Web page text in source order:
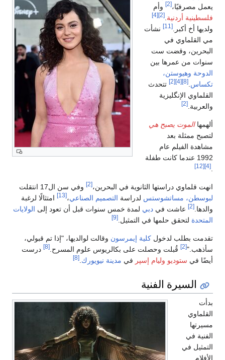
يعمل مصرفيًا،[2]
وأم
فلسطينية أردنية [2]
[4]
ولديها أخ أكبر. [11]
نشأت
مي القلماوي في
البحرين، وقضت ست
سنوات من عمرها بين
الدوحة وهيوستن،
تكساس [8]
[4]
[2]
تتحدث
القلماوي الإنگليزية
والعربية. [2]
ألهمهاالموت يصبح هي
لتصبح ممثلة بعد
مشاهدة الفيلم عام
1992 عندما كانت طفلة
[4]
[12]
انهت قلماوي دراستها الثانوية في البحرين،[2]
وفي سن ال17 انتقلت
لبوسطن، مساتشوستس لدراسة التصميم الصناعي،[13]
امتثالًا لرغبة
والدها. [2] عاشت في دبي لمدة خمس سنوات قبل أن تعود إلى الولايات
المتحدة لتحقق حلمها في التمثيل. [9]
تقدمت بطلب لدخول كلية إيمرسون وقالت لوالديها، "إذا تم قبولي،
سأذهب."[2] قُبلت وحصلت على بكالريوس علوم المسرح. [8]
درست
أيضًا في ستوديو وليام إسپر في مدينة نيويورك [8]
السيرة الفنية
بدأت
القلماوي
مسيرتها
الفنية في
التمثيل في
الأفلام